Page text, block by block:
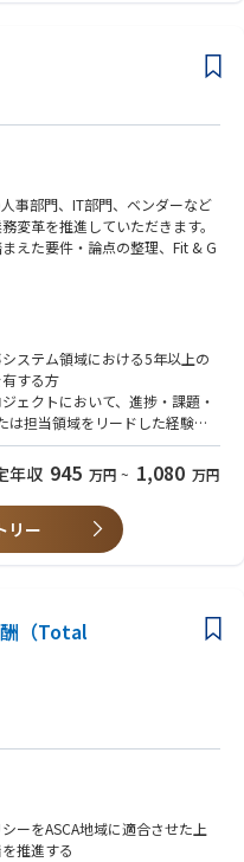
深められる環境
ープ全体の人事業務変革を推進
業務の標準化・高度化・効率化
事部門、IT部門、ベンダーなど
変革を推進していただきます。
えた要件・論点の整理、Fit & G
設計と、課題解決・合意形成の
育・運用定着支援など、システ
管理、会議体の企画・運営
善、追加施策およびデータ活用
ロジェクトを経験できる
える視点が身につく
深められる環境
ープ全体の人事業務変革を推進
業務の標準化・高度化・効率化
ステム領域における5年以上の
する方
ェクトにおいて、進捗・課題・
は担当領域をリードした経験
等の人事関連システムに関
を推進した経験
プロジェクトの経験
ループ横断プロジェクトの経験
進められる方
きる方
方
システムに柔軟に対応できる方
年収 945 万円 ~ 1,080 万円
リー
（Total
ーをASCA地域に適合させた上
推進する